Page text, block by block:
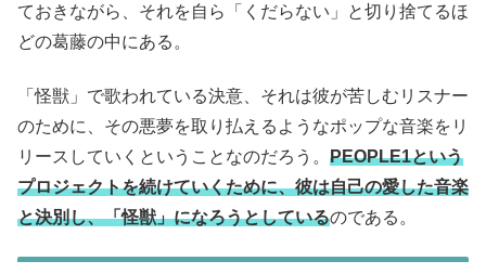
ておきながら、それを自ら「くだらない」と切り捨てるほ
どの葛藤の中にある。
「怪獣」で歌われている決意、それは彼が苦しむリスナー
のために、その悪夢を取り払えるようなポップな音楽をリ
リースしていくということなのだろう。 PEOPLE1という
プロジェクトを続けていくために、彼は自己の愛した音楽
と決別し、「怪獣」になろうとしているのである。